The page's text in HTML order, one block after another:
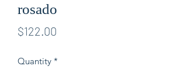
rosado
$122.00
Quantity *